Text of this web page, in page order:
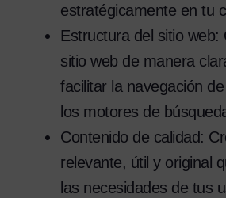
estratégicamente en tu
Estructura del sitio web:
sitio web de manera
facilitar la navegación
los motores de
Contenido de calidad:
relevante, útil y original
las necesidades de tus